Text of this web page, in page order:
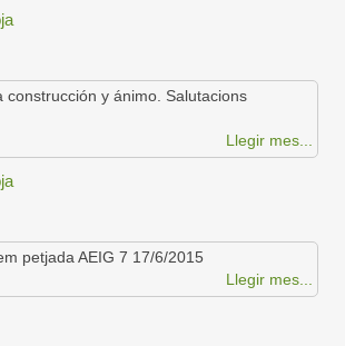
construcción y ánimo. Salutacions
Llegir mes...
petjada AEIG 7 17/6/2015
Llegir mes...